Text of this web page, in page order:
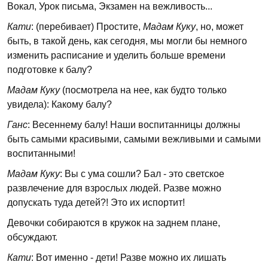
Вокал, Урок письма, Экзамен на вежливость...
Кати: (перебивает) Простите, Мадам Куку, но, может
быть, в такой день, как сегодня, мы могли бы немного
изменить расписание и уделить больше времени
подготовке к балу?
Мадам Куку(посмотрела на нее, как будто только
увидела): Какому балу?
Ганс: Весеннему балу! Наши воспитанницы должны
быть самыми красивыми, самыми вежливыми и самыми
воспитанными!
Мадам Куку: Вы с ума сошли? Бал - это светское
развлечение для взрослых людей. Разве можно
допускать туда детей?! Это их испортит!
Девочки собираются в кружок на заднем плане,
обсуждают.
Кати: Вот именно - дети! Разве можно их лишать